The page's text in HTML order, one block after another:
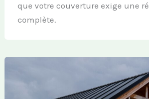
que votre couverture exige une
complète.